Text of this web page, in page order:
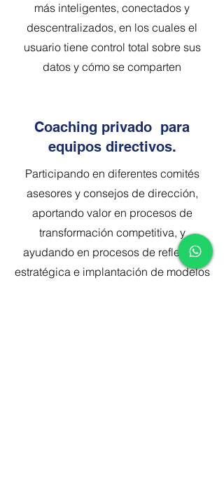
más inteligentes, conectados y
descentralizados, en los cuales el
usuario tiene control total sobre sus
datos y cómo se comparten
Coaching privado para
equipos directivos.
Participando en diferentes comités
asesores y consejos de dirección,
aportando valor en procesos de
transformación competitiva, y
ayudando en procesos de reflexión
estratégica e implantación de modelos